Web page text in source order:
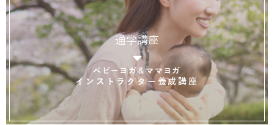
通学講座
ベビーヨガ＆ママヨガ
インストラクター養成講座